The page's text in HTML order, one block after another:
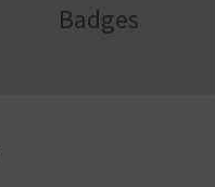
Badges